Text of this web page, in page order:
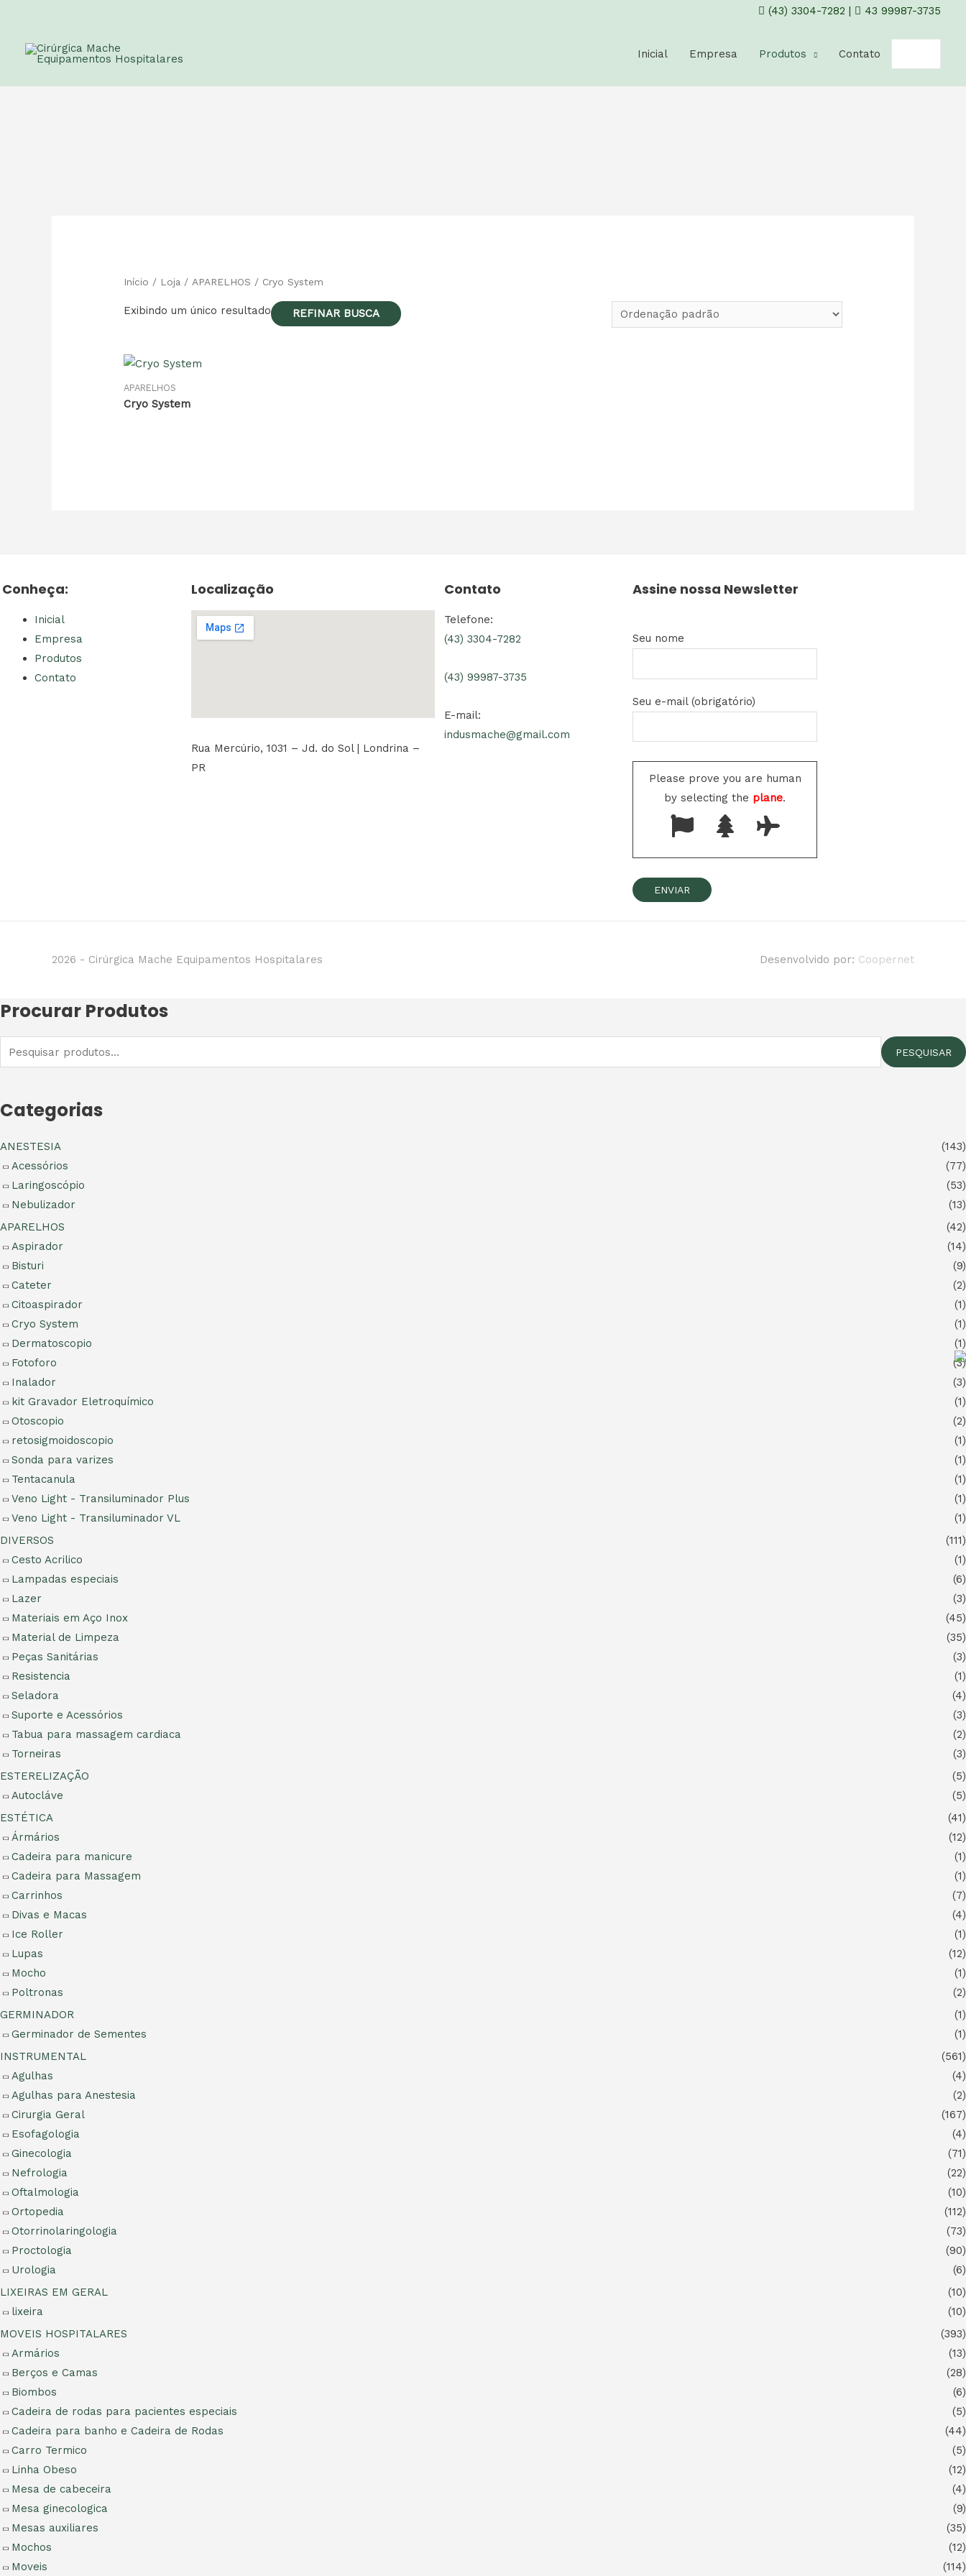
(43) 3304-7282 | 43 99987-3735
Inicial Empresa Produtos Contato
Início / Loja / APARELHOS / Cryo System
REFINAR BUSCA
Exibindo um único resultado
APARELHOS
Cryo System
Conheça:
Inicial
Empresa
Produtos
Contato
Localização
Rua Mercúrio, 1031 – Jd. do Sol | Londrina –
PR
Contato
Telefone:
(43) 3304-7282
(43) 99987-3735
E-mail:
indusmache@gmail.com
Assine nossa Newsletter
Seu nome
Seu e-mail (obrigatório)
Please prove you are human
by selecting the plane.
2026 - Cirúrgica Mache Equipamentos Hospitalares Desenvolvido por: Coopernet
Procurar Produtos
PESQUISAR
Categorias
ANESTESIA
(143)
Acessórios
(77)
Laringoscópio
(53)
Nebulizador
(13)
APARELHOS
(42)
Aspirador
(14)
Bisturi
(9)
Cateter
(2)
Citoaspirador
(1)
Cryo System
(1)
Dermatoscopio
(1)
Fotoforo
(3)
Inalador
(3)
kit Gravador Eletroquímico
(1)
Otoscopio
(2)
retosigmoidoscopio
(1)
Sonda para varizes
(1)
Tentacanula
(1)
Veno Light - Transiluminador Plus
(1)
Veno Light - Transiluminador VL
(1)
DIVERSOS
(111)
Cesto Acrilico
(1)
Lampadas especiais
(6)
Lazer
(3)
Materiais em Aço Inox
(45)
Material de Limpeza
(35)
Peças Sanitárias
(3)
Resistencia
(1)
Seladora
(4)
Suporte e Acessórios
(3)
Tabua para massagem cardiaca
(2)
Torneiras
(3)
ESTERELIZAÇÃO
(5)
Autocláve
(5)
ESTÉTICA
(41)
Ármários
(12)
Cadeira para manicure
(1)
Cadeira para Massagem
(1)
Carrinhos
(7)
Divas e Macas
(4)
Ice Roller
(1)
Lupas
(12)
Mocho
(1)
Poltronas
(2)
GERMINADOR
(1)
Germinador de Sementes
(1)
INSTRUMENTAL
(561)
Agulhas
(4)
Agulhas para Anestesia
(2)
Cirurgia Geral
(167)
Esofagologia
(4)
Ginecologia
(71)
Nefrologia
(22)
Oftalmologia
(10)
Ortopedia
(112)
Otorrinolaringologia
(73)
Proctologia
(90)
Urologia
(6)
LIXEIRAS EM GERAL
(10)
lixeira
(10)
MOVEIS HOSPITALARES
(393)
Armários
(13)
Berços e Camas
(28)
Biombos
(6)
Cadeira de rodas para pacientes especiais
(5)
Cadeira para banho e Cadeira de Rodas
(44)
Carro Termico
(5)
Linha Obeso
(12)
Mesa de cabeceira
(4)
Mesa ginecologica
(9)
Mesas auxiliares
(35)
Mochos
(12)
Moveis
(114)